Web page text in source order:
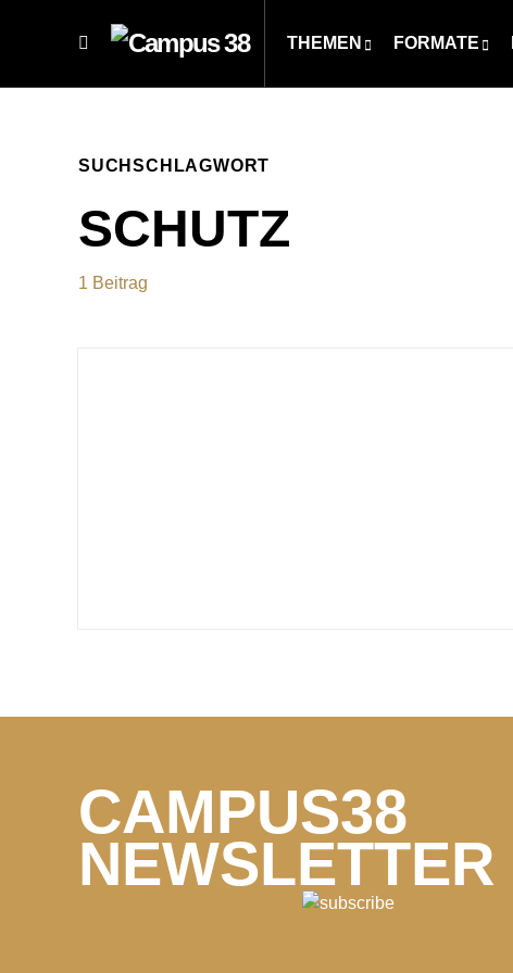
THEMEN FORMATE
SUCHSCHLAGWORT
SCHUTZ
1 Beitrag
CAMPUS38
NEWSLETTER